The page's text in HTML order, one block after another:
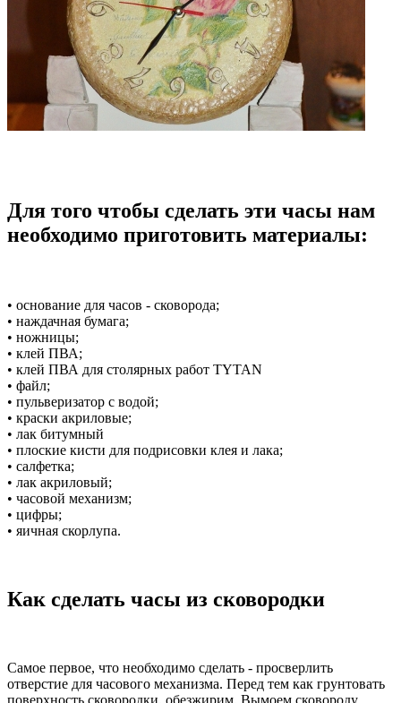
Для того чтобы сделать эти часы нам
необходимо приготовить материалы:
• основание для часов - сковорода;
• наждачная бумага;
• ножницы;
• клей ПВА;
• клей ПВА для столярных работ TYTAN
• файл;
• пульверизатор с водой;
• краски акриловые;
• лак битумный
• плоские кисти для подрисовки клея и лака;
• салфетка;
• лак акриловый;
• часовой механизм;
• цифры;
• яичная скорлупа.
Как сделать часы из сковородки
Самое первое, что необходимо сделать - просверлить
отверстие для часового механизма. Перед тем как грунтовать
поверхность сковородки, обезжирим. Вымоем сковороду